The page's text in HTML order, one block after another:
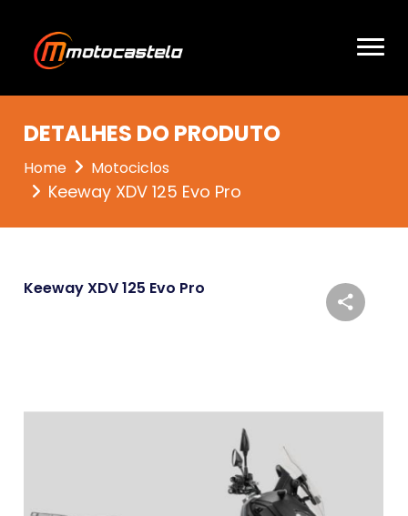
DETALHES DO PRODUTO
Home Motociclos
Keeway XDV 125 Evo Pro
Keeway XDV 125 Evo Pro